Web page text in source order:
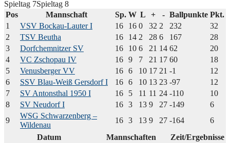
Spieltag 7Spieltag 8
Pos
Mannschaft Sp. W L + - Ballpunkte Pkt.
1
VSV Bockau-Lauter I 16 16 0 32 2 232
32
2
TSV Beutha 16 14 2 28 6 167
28
3
Dorfchemnitzer SV 16 10 6 21 14 62
20
4
VC Zschopau IV 16 9 7 21 17 60
18
5
Venusberger VV 16 6 10 17 21 -1
12
6
SSV Blau-Weiß Gersdorf I 16 6 10 13 23 -97
12
7
SV Antonsthal 1950 I 16 5 11 11 24 -110
10
8
SV Neudorf I 16 3 13 9 27 -149
6
9
WSG Schwarzenberg –
Wildenau
16 3 13 9 27 -164
6
Datum
Mannschaften
Zeit/Ergebnisse